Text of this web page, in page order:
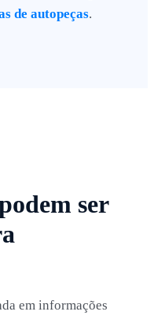
de autopeças.
ser
em informações